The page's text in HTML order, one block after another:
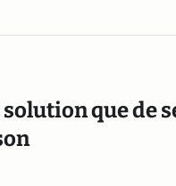
que de